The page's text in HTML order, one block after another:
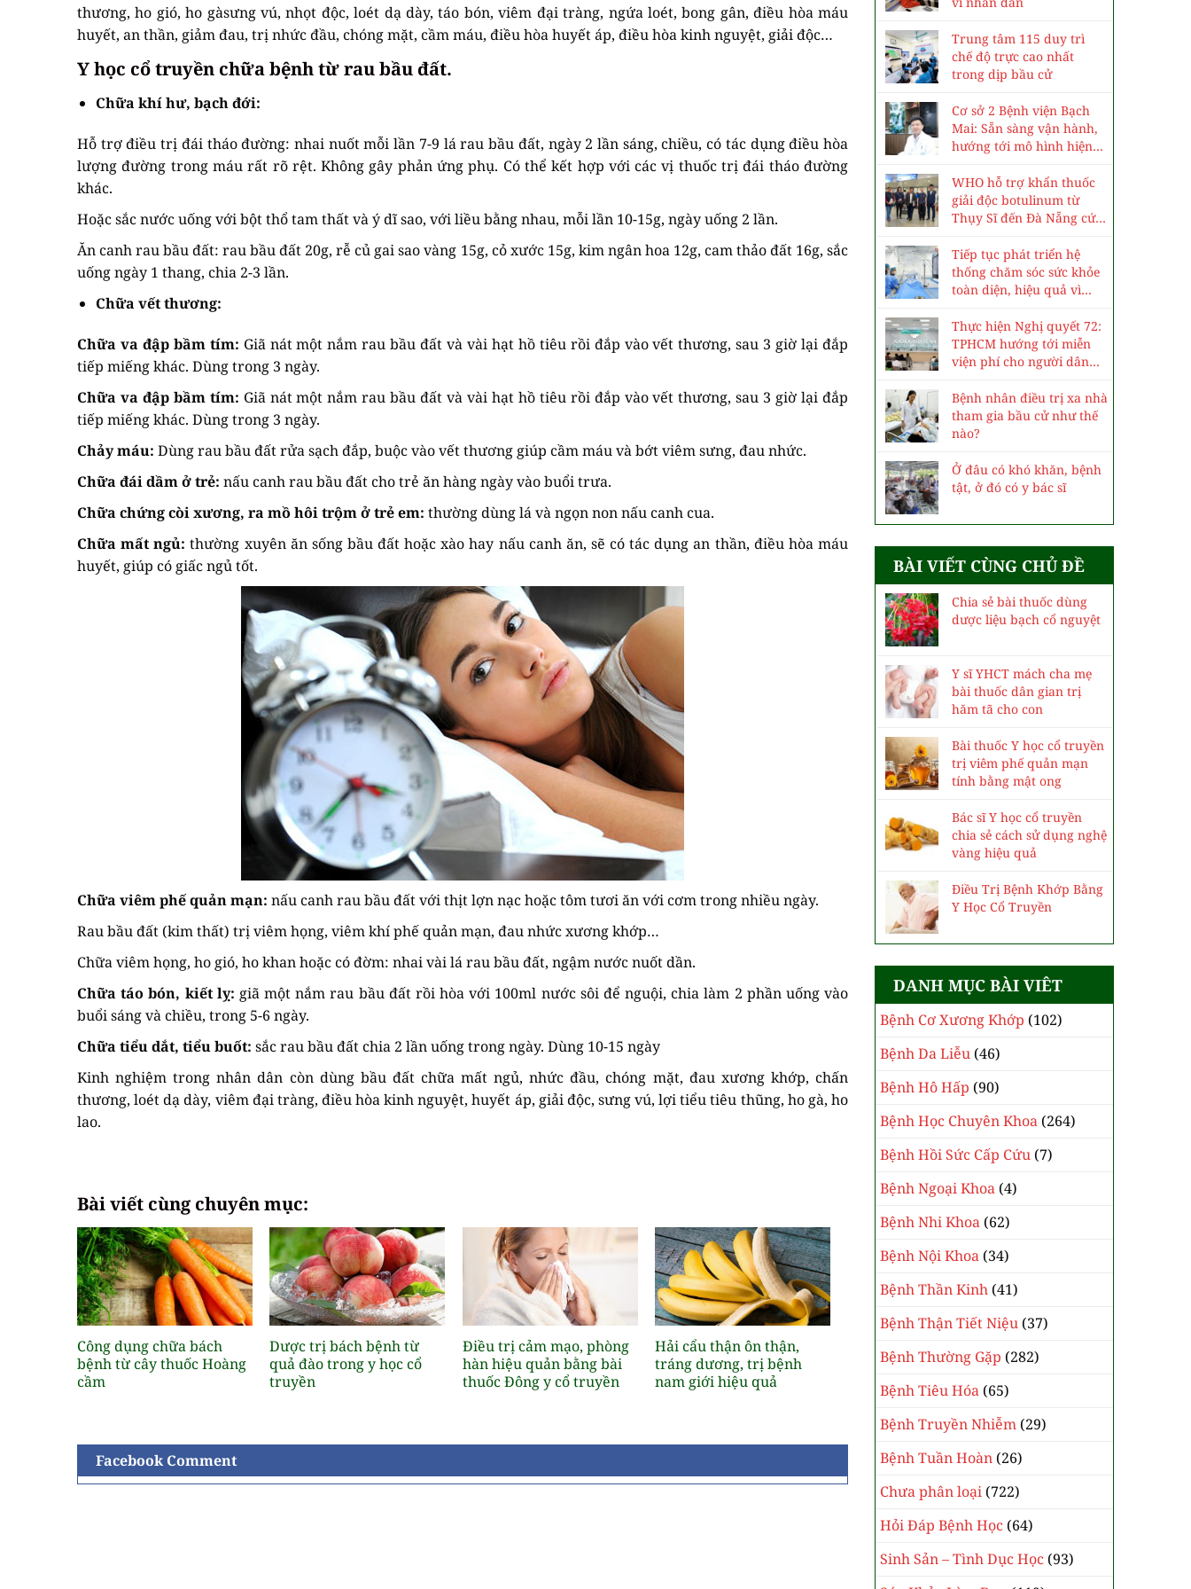
thương, ho gió, ho gàsưng vú, nhọt độc, loét dạ dày, táo bón, viêm đại tràng, ngứa loét, bong gân, điều hòa máu
huyết, an thần, giảm đau, trị nhức đầu, chóng mặt, cầm máu, điều hòa huyết áp, điều hòa kinh nguyệt, giải độc…
Y học cổ truyền chữa bệnh từ rau bầu đất.
Chữa khí hư, bạch đới:
Hỗ trợ điều trị đái tháo đường: nhai nuốt mỗi lần 7-9 lá rau bầu đất, ngày 2 lần sáng, chiều, có tác dụng điều hòa
lượng đường trong máu rất rõ rệt. Không gây phản ứng phụ. Có thể kết hợp với các vị thuốc trị đái tháo đường
khác.
Hoặc sắc nước uống với bột thổ tam thất và ý dĩ sao, với liều bằng nhau, mỗi lần 10-15g, ngày uống 2 lần.
Ăn canh rau bầu đất: rau bầu đất 20g, rễ củ gai sao vàng 15g, cỏ xước 15g, kim ngân hoa 12g, cam thảo đất 16g, sắc
uống ngày 1 thang, chia 2-3 lần.
Chữa vết thương:
Chữa va đập bầm tím: Giã nát một nắm rau bầu đất và vài hạt hồ tiêu rồi đắp vào vết thương, sau 3 giờ lại đắp
tiếp miếng khác. Dùng trong 3 ngày.
Chữa va đập bầm tím: Giã nát một nắm rau bầu đất và vài hạt hồ tiêu rồi đắp vào vết thương, sau 3 giờ lại đắp
tiếp miếng khác. Dùng trong 3 ngày.
Chảy máu: Dùng rau bầu đất rửa sạch đắp, buộc vào vết thương giúp cầm máu và bớt viêm sưng, đau nhức.
Chữa đái dầm ở trẻ: nấu canh rau bầu đất cho trẻ ăn hàng ngày vào buổi trưa.
Chữa chứng còi xương, ra mồ hôi trộm ở trẻ em: thường dùng lá và ngọn non nấu canh cua.
Chữa mất ngủ: thường xuyên ăn sống bầu đất hoặc xào hay nấu canh ăn, sẽ có tác dụng an thần, điều hòa máu
huyết, giúp có giấc ngủ tốt.
Chữa viêm phế quản mạn: nấu canh rau bầu đất với thịt lợn nạc hoặc tôm tươi ăn với cơm trong nhiều ngày.
Rau bầu đất (kim thất) trị viêm họng, viêm khí phế quản mạn, đau nhức xương khớp…
Chữa viêm họng, ho gió, ho khan hoặc có đờm: nhai vài lá rau bầu đất, ngậm nước nuốt dần.
Chữa táo bón, kiết lỵ: giã một nắm rau bầu đất rồi hòa với 100ml nước sôi để nguội, chia làm 2 phần uống vào
buổi sáng và chiều, trong 5-6 ngày.
Chữa tiểu dắt, tiểu buốt: sắc rau bầu đất chia 2 lần uống trong ngày. Dùng 10-15 ngày
Kinh nghiệm trong nhân dân còn dùng bầu đất chữa mất ngủ, nhức đầu, chóng mặt, đau xương khớp, chấn
thương, loét dạ dày, viêm đại tràng, điều hòa kinh nguyệt, huyết áp, giải độc, sưng vú, lợi tiểu tiêu thũng, ho gà, ho
lao.
Bài viết cùng chuyên mục:
Công dụng chữa bách
bệnh từ cây thuốc Hoàng
cầm
Dược trị bách bệnh từ
quả đào trong y học cổ
truyền
Điều trị cảm mạo, phòng
hàn hiệu quản bằng bài
thuốc Đông y cổ truyền
Hải cẩu thận ôn thận,
tráng dương, trị bệnh
nam giới hiệu quả
Facebook Comment
Trung tâm 115 duy trì
chế độ trực cao nhất
trong dịp bầu cử
Cơ sở 2 Bệnh viện Bạch
Mai: Sẵn sàng vận hành,
hướng tới mô hình hiện
WHO hỗ trợ khẩn thuốc
giải độc botulinum từ
Thụy Sĩ đến Đà Nẵng cứu
Tiếp tục phát triển hệ
thống chăm sóc sức khỏe
toàn diện, hiệu quả vì
Thực hiện Nghị quyết 72:
TPHCM hướng tới miễn
viện phí cho người dân
Bệnh nhân điều trị xa nhà
tham gia bầu cử như thế
nào?
Ở đâu có khó khăn, bệnh
tật, ở đó có y bác sĩ
BÀI VIẾT CÙNG CHỦ ĐỀ
Chia sẻ bài thuốc dùng
dược liệu bạch cổ nguyệt
Y sĩ YHCT mách cha mẹ
bài thuốc dân gian trị
hăm tã cho con
Bài thuốc Y học cổ truyền
trị viêm phế quản mạn
tính bằng mật ong
Bác sĩ Y học cổ truyền
chia sẻ cách sử dụng nghệ
vàng hiệu quả
Điều Trị Bệnh Khớp Bằng
Y Học Cổ Truyền
DANH MỤC BÀI VIÊT
Bệnh Cơ Xương Khớp (102)
Bệnh Da Liễu (46)
Bệnh Hô Hấp (90)
Bệnh Học Chuyên Khoa (264)
Bệnh Hồi Sức Cấp Cứu (7)
Bệnh Ngoại Khoa (4)
Bệnh Nhi Khoa (62)
Bệnh Nội Khoa (34)
Bệnh Thần Kinh (41)
Bệnh Thận Tiết Niệu (37)
Bệnh Thường Gặp (282)
Bệnh Tiêu Hóa (65)
Bệnh Truyền Nhiễm (29)
Bệnh Tuần Hoàn (26)
Chưa phân loại (722)
Hỏi Đáp Bệnh Học (64)
Sinh Sản – Tình Dục Học (93)